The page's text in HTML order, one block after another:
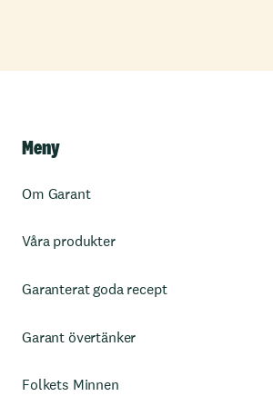
Meny
Om Garant
Våra produkter
Garanterat goda recept
Garant övertänker
Folkets Minnen